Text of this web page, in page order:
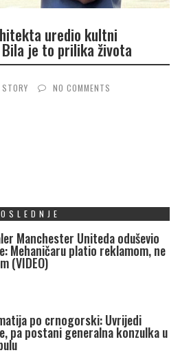
uredio kultni
je to prilika života
NO COMMENTS
Manchester Uniteda oduševio
Mehaničaru platio reklamom, ne
(VIDEO)
po crnogorski: Uvrijedi
pa postani generalna konzulka u